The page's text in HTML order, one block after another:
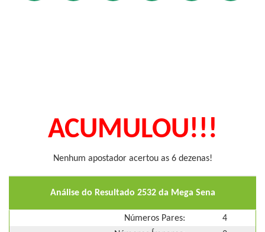
ACUMULOU!!!
Nenhum apostador acertou as 6 dezenas!
Análise do Resultado 2532 da Mega Sena
Números Pares:
4